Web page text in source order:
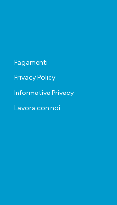
Pagamenti
Privacy Policy
Informativa Privacy
Lavora con noi